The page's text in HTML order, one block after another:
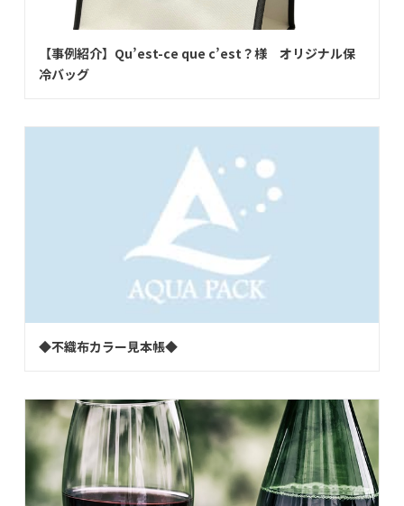
【事例紹介】Qu’est-ce que c’est？様 オリジナル保
冷バッグ
◆不織布カラー見本帳◆